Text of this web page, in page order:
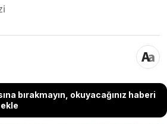
bırakmayın, okuyacağınız haberi